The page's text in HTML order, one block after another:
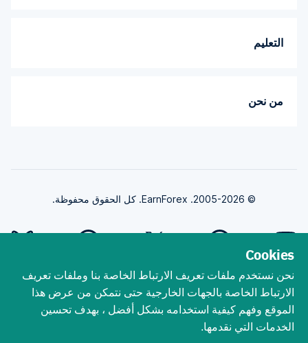
التعليم
من نحن
© 2005-2026. EarnForex. كل الحقوق محفوظة.
طورت بواسطة
Cookies
نحن نستخدم ملفات تعريف الارتباط الخاصة بنا وملفات تعريف
الارتباط الخاصة بالجهات الخارجية حتى نتمكن من عرض هذا
الموقع وفهم كيفية استخدامه بشكل أفضل ، بهدف تحسين
الخدمات التي نقدمها.